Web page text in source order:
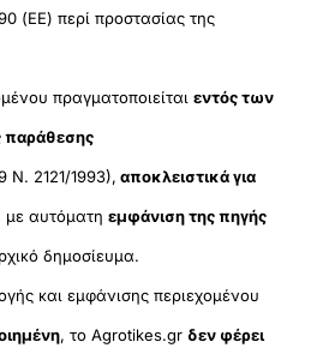
(ΕΕ) περί προστασίας της
πραγματοποιείταιεντός των
παράθεσης
Ν. 2121/1993), αποκλειστικά για
με αυτόματηεμφάνιση της πηγής
δημοσίευμα.
και εμφάνισης περιεχομένου
, το Agrotikes.gr δεν φέρει